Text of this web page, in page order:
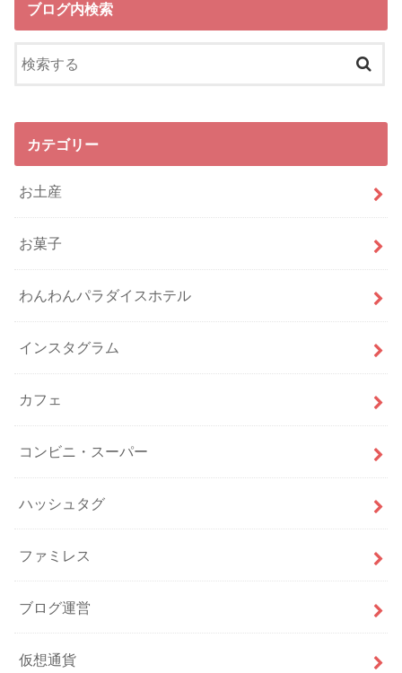
ブログ内検索
カテゴリー
お土産
お菓子
わんわんパラダイスホテル
インスタグラム
カフェ
コンビニ・スーパー
ハッシュタグ
ファミレス
ブログ運営
仮想通貨